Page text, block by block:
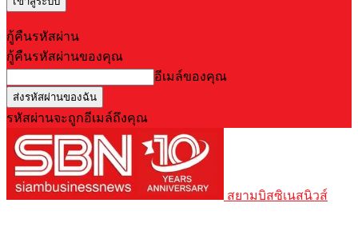
กู้คืนรหัสผ่าน
กู้คืนรหัสผ่านของคุณ
อีเมล์ของคุณ
รหัสผ่านจะถูกอีเมล์ถึงคุณ
สยามบิสซิเนสนิวส์